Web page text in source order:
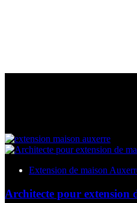
Extension de maison
Architecte pour extension